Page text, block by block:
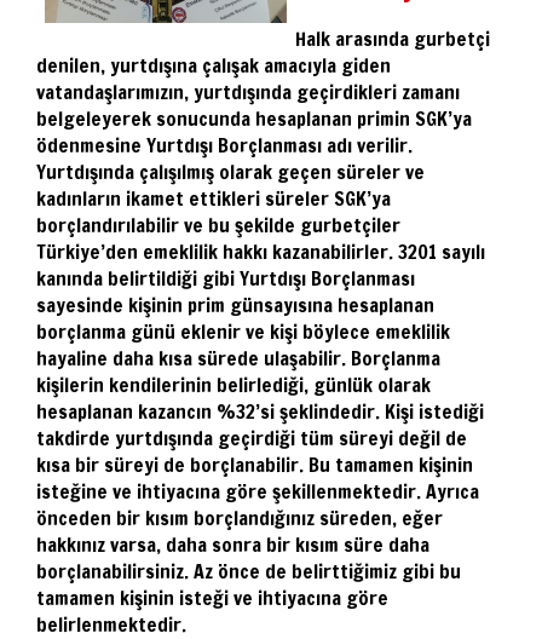
Halk arasında gurbetçi
denilen, yurtdışına çalışak amacıyla giden
vatandaşlarımızın, yurtdışında geçirdikleri zamanı
belgeleyerek sonucunda hesaplanan primin SGK’ya
ödenmesine Yurtdışı Borçlanması adı verilir.
Yurtdışında çalışılmış olarak geçen süreler ve
kadınların ikamet ettikleri süreler SGK’ya
borçlandırılabilir ve bu şekilde gurbetçiler
Türkiye’den emeklilik hakkı kazanabilirler. 3201 sayılı
kanında belirtildiği gibi Yurtdışı Borçlanması
sayesinde kişinin prim günsayısına hesaplanan
borçlanma günü eklenir ve kişi böylece emeklilik
hayaline daha kısa sürede ulaşabilir. Borçlanma
kişilerin kendilerinin belirlediği, günlük olarak
hesaplanan kazancın %32’si şeklindedir. Kişi istediği
takdirde yurtdışında geçirdiği tüm süreyi değil de
kısa bir süreyi de borçlanabilir. Bu tamamen kişinin
isteğine ve ihtiyacına göre şekillenmektedir. Ayrıca
önceden bir kısım borçlandığınız süreden, eğer
hakkınız varsa, daha sonra bir kısım süre daha
borçlanabilirsiniz. Az önce de belirttiğimiz gibi bu
tamamen kişinin isteği ve ihtiyacına göre
belirlenmektedir.